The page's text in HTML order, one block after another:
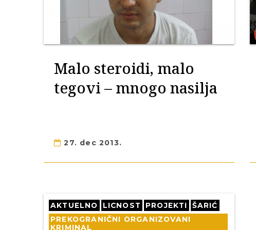
Malo steroidi, malo
tegovi – mnogo nasilja
27. dec 2013.
AKTUELNO LICNOST PROJEKTI
ŠARIĆ
PREKOGRANIČNI ORGANIZOVANI
KRIMINAL